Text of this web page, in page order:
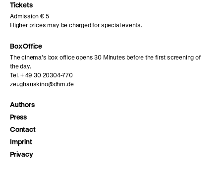
Tickets
Admission € 5
Higher prices may be charged for special events.
Box Office
The cinema’s box office opens 30 Minutes before the first screening of
the day.
Tel. + 49 30 20304-770
zeughauskino@dhm.de
Authors
Press
Contact
Imprint
Privacy